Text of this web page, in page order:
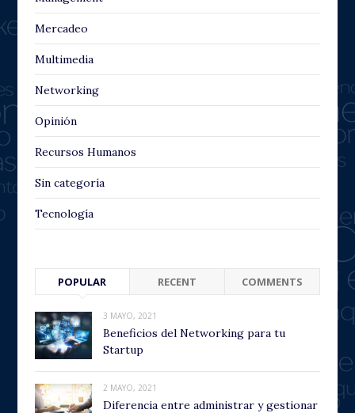
Mercadeo
Multimedia
Networking
Opinión
Recursos Humanos
Sin categoría
Tecnología
POPULAR RECENT COMMENTS
3 MAYO, 2021
Beneficios del Networking para tu
Startup
2 MAYO, 2021
Diferencia entre administrar y gestionar